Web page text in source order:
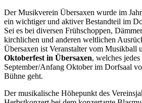
Der Musikverein Übersaxen wurde im
ein wichtiger und aktiver Bestandteil im
Sei es bei diversen Frühschoppen,
kirchlichen und anderen weltlichen
Übersaxen ist Veranstalter vom Musikball
Oktoberfest in Übersaxen, welches
September/Anfang Oktober im Dorfsaal
Bühne geht.
Der musikalische Höhepunkt des